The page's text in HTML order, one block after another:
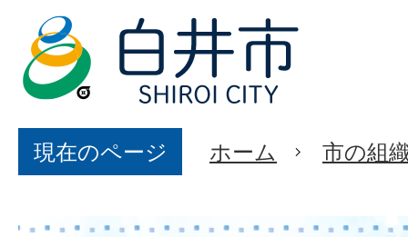
現在のページ ホーム 市の組